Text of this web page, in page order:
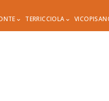
TERRICCIOLA